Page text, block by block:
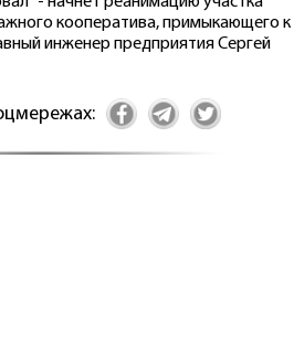
кооператива, примыкающего к
инженер предприятия Сергей